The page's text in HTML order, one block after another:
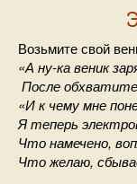
Возьмите свой
«А ну-ка веник
После
«И к чему мне
Я теперь
Что намечено,
Что желаю,